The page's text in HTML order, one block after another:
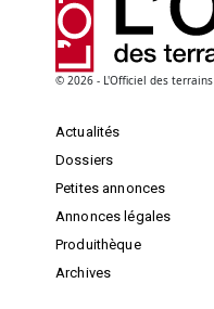
© 2026 - L'Officiel des
Actualités
Dossiers
Petites annonces
Annonces légales
Produithèque
Archives